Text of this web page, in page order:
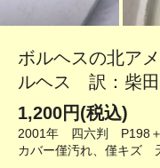
ボルヘスの北ア
ルヘス 訳：柴
1,200円(税込)
2001年 四六判 P198
カバー僅汚れ、僅キズ